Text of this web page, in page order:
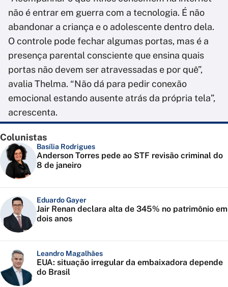
não é entrar em guerra com a tecnologia. É não
abandonar a criança e o adolescente dentro dela.
O controle pode fechar algumas portas, mas é a
presença parental consciente que ensina quais
portas não devem ser atravessadas e por quê”,
avalia Thelma. “Não dá para pedir conexão
emocional estando ausente atrás da própria tela”,
acrescenta.
Colunistas
Basília Rodrigues
Anderson Torres pede ao STF revisão criminal do
8 de janeiro
Eduardo Gayer
Jair Renan declara alta de 345% no patrimônio em
dois anos
Leandro Magalhães
EUA: situação irregular da embaixadora depende
do Brasil